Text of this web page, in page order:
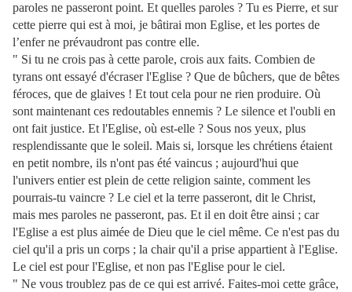
paroles ne passeront point. Et quelles paroles ? Tu es Pierre, et sur
cette pierre qui est à moi, je bâtirai mon Eglise, et les portes de
l’enfer ne prévaudront pas contre elle.
" Si tu ne crois pas à cette parole, crois aux faits. Combien de
tyrans ont essayé d'écraser l'Eglise ? Que de bûchers, que de bêtes
féroces, que de glaives ! Et tout cela pour ne rien produire. Où
sont maintenant ces redoutables ennemis ? Le silence et l'oubli en
ont fait justice. Et l'Eglise, où est-elle ? Sous nos yeux, plus
resplendissante que le soleil. Mais si, lorsque les chrétiens étaient
en petit nombre, ils n'ont pas été vaincus ; aujourd'hui que
l'univers entier est plein de cette religion sainte, comment les
pourrais-tu vaincre ? Le ciel et la terre passeront, dit le Christ,
mais mes paroles ne passeront, pas. Et il en doit être ainsi ; car
l'Eglise a est plus aimée de Dieu que le ciel même. Ce n'est pas du
ciel qu'il a pris un corps ; la chair qu'il a prise appartient à l'Eglise.
Le ciel est pour l'Eglise, et non pas l'Eglise pour le ciel.
" Ne vous troublez pas de ce qui est arrivé. Faites-moi cette grâce,